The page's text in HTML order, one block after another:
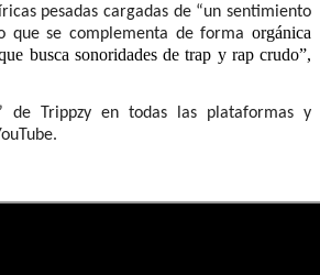
pesadas cargadas de “un sentimiento
que se complementa de forma orgánica
busca sonoridades de trap y rap crudo”,
de Trippzy en todas las plataformas y